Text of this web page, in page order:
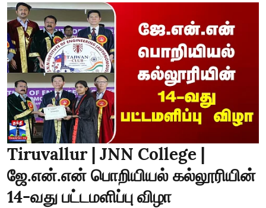
Tiruvallur | JNN College |
ஜே.என்.என் பொறியியல் கல்லூரியின்
14-வது பட்டமளிப்பு விழா